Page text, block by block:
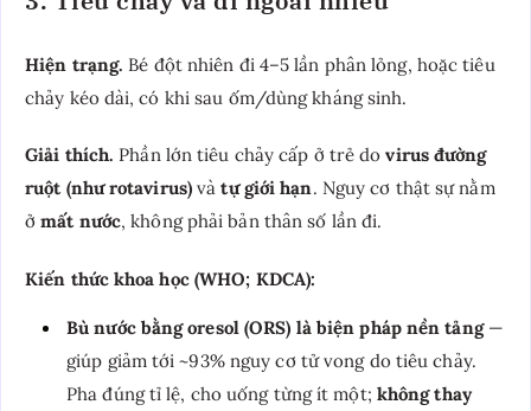
Hiện trạng. Bé đột nhiên đi 4–5 lần phân lỏng, hoặc tiêu
chảy kéo dài, có khi sau ốm/dùng kháng sinh.
Giải thích. Phần lớn tiêu chảy cấp ở trẻ dovirus đường
ruột (như rotavirus) vàtự giới hạn. Nguy cơ thật sự nằm
ởmất nước, không phải bản thân số lần đi.
Kiến thức khoa học (WHO; KDCA):
Bù nước bằng oresol (ORS) là biện pháp nền tảng—
giúp giảm tới ~93% nguy cơ tử vong do tiêu chảy.
Pha đúng tỉ lệ, cho uống từng ít một; không thay